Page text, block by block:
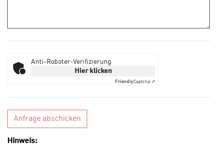
Anti-Roboter-Verifizierung
Hier klicken
FriendlyCaptcha ⇗
Anfrage abschicken
Hinweis: